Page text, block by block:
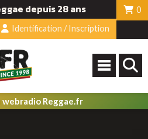
depuis 28 ans
0
Identification / Inscription
webradio Reggae.fr